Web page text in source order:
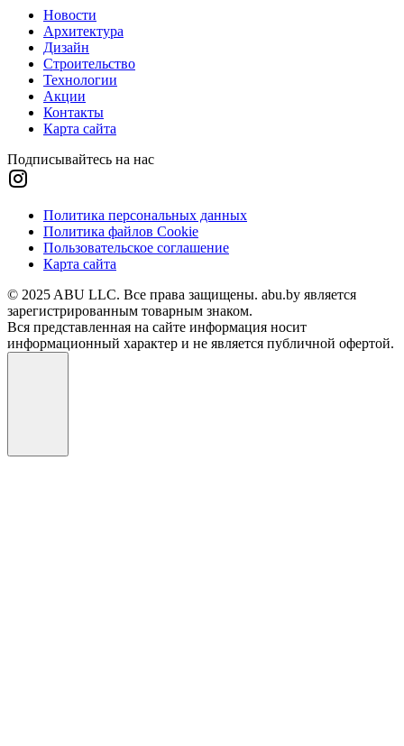
Новости
Архитектура
Дизайн
Строительство
Технологии
Акции
Контакты
Карта сайта
Подписывайтесь на нас
Политика персональных данных
Политика файлов Cookie
Пользовательское соглашение
Карта сайта
© 2025 ABU LLC. Все права защищены. abu.by является
зарегистрированным товарным знаком.
Вся представленная на сайте информация носит
информационный характер и не является публичной офертой.